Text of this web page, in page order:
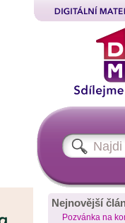
Nejnovější
Pozvánka na